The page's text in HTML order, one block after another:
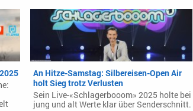
An Hitze-Samstag: Silbereisen-Open Air
holt Sieg trotz Verlusten
Sein Live-«Schlagerbooom» 2025 holte bei
jung und alt Werte klar über Senderschnitt.